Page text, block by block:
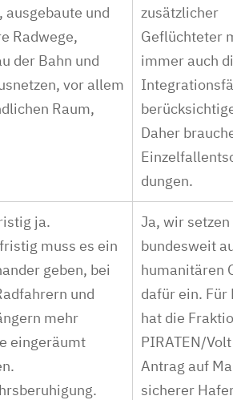
ausgebaute und
Radwege,
der Bahn und
vor allem
Raum,
zusätzlicher
Geflüchteter
immer auch
Daher
dungen.
ja.
muss es ein
geben, bei
und
mehr
eingeräumt
Ja, wir setzen
bundesweit
humanitären
dafür ein. Für
hat die
PIRATEN/
Antrag auf
sicherer